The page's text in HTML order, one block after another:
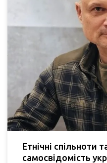
Етнічні спільноти
самосвідомість